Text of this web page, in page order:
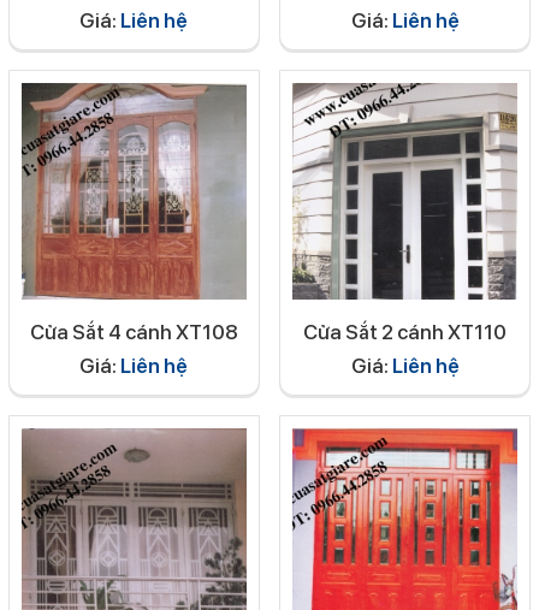
Giá: Liên hệ
Giá: Liên hệ
Cửa Sắt 4 cánh XT108
Giá: Liên hệ
Cửa Sắt 2 cánh XT110
Giá: Liên hệ